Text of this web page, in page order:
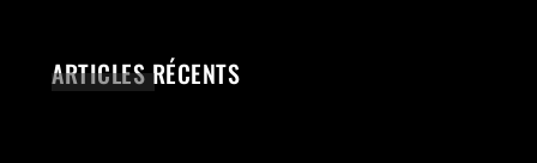
ARTICLES RÉCENTS